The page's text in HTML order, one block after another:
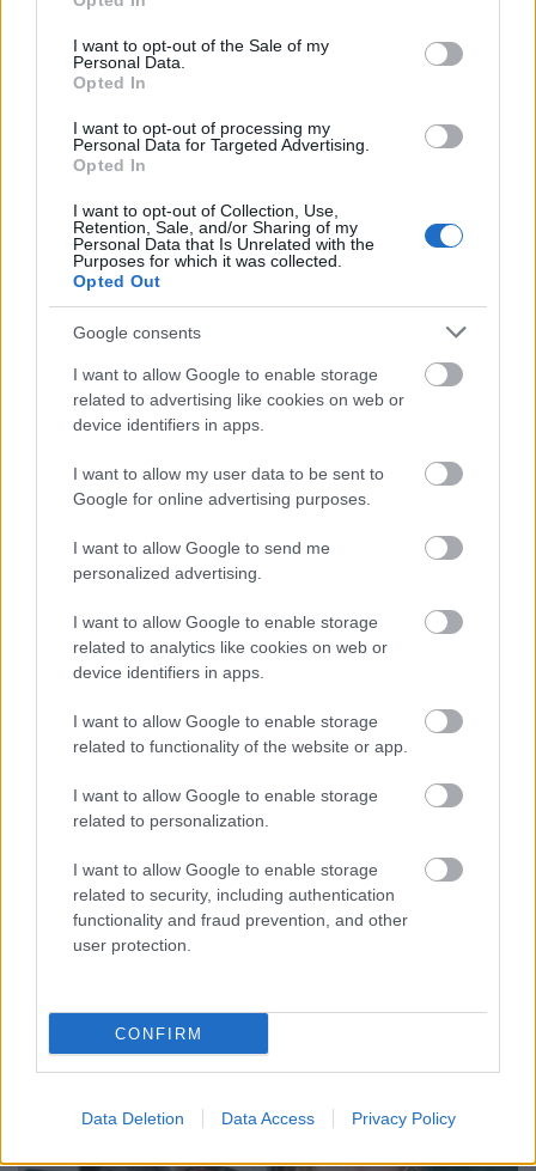
use your data for below specified purposes in below Google
consent section.
I want to opt-out of the Sale of my
Personal Data.
Opted In
I want to opt-out of processing my
Personal Data for Targeted Advertising.
Opted In
I want to opt-out of Collection, Use,
Retention, Sale, and/or Sharing of my
Personal Data that Is Unrelated with the
Purposes for which it was collected.
Opted Out
Google consents
I want to allow Google to enable storage
related to advertising like cookies on web or
device identifiers in apps.
I want to allow my user data to be sent to
Google for online advertising purposes.
I want to allow Google to send me
personalized advertising.
I want to allow Google to enable storage
related to analytics like cookies on web or
device identifiers in apps.
I want to allow Google to enable storage
related to functionality of the website or app.
I want to allow Google to enable storage
related to personalization.
I want to allow Google to enable storage
related to security, including authentication
functionality and fraud prevention, and other
user protection.
CONFIRM
Data Deletion Data Access Privacy Policy
„Csonka évadot zárni nem felemelő
érzés"
mtothorsi•2020. július 15.
Megtartotta évadzáró társulati ülését a Tomcsa
Sándor Színház. A világjárvány próbára tette az
"Csak engedjenek át a határon,
jövünk!"
mtothorsi 2020. július 13.
Augusztus 21. és 29. között, a tervezett és már
meghirdetett versenyprogrammal, magas művészi